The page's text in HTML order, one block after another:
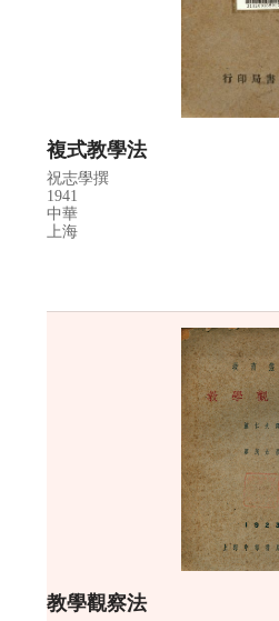
複式教學法
祝志學撰
1941
中華
上海
教學觀察法